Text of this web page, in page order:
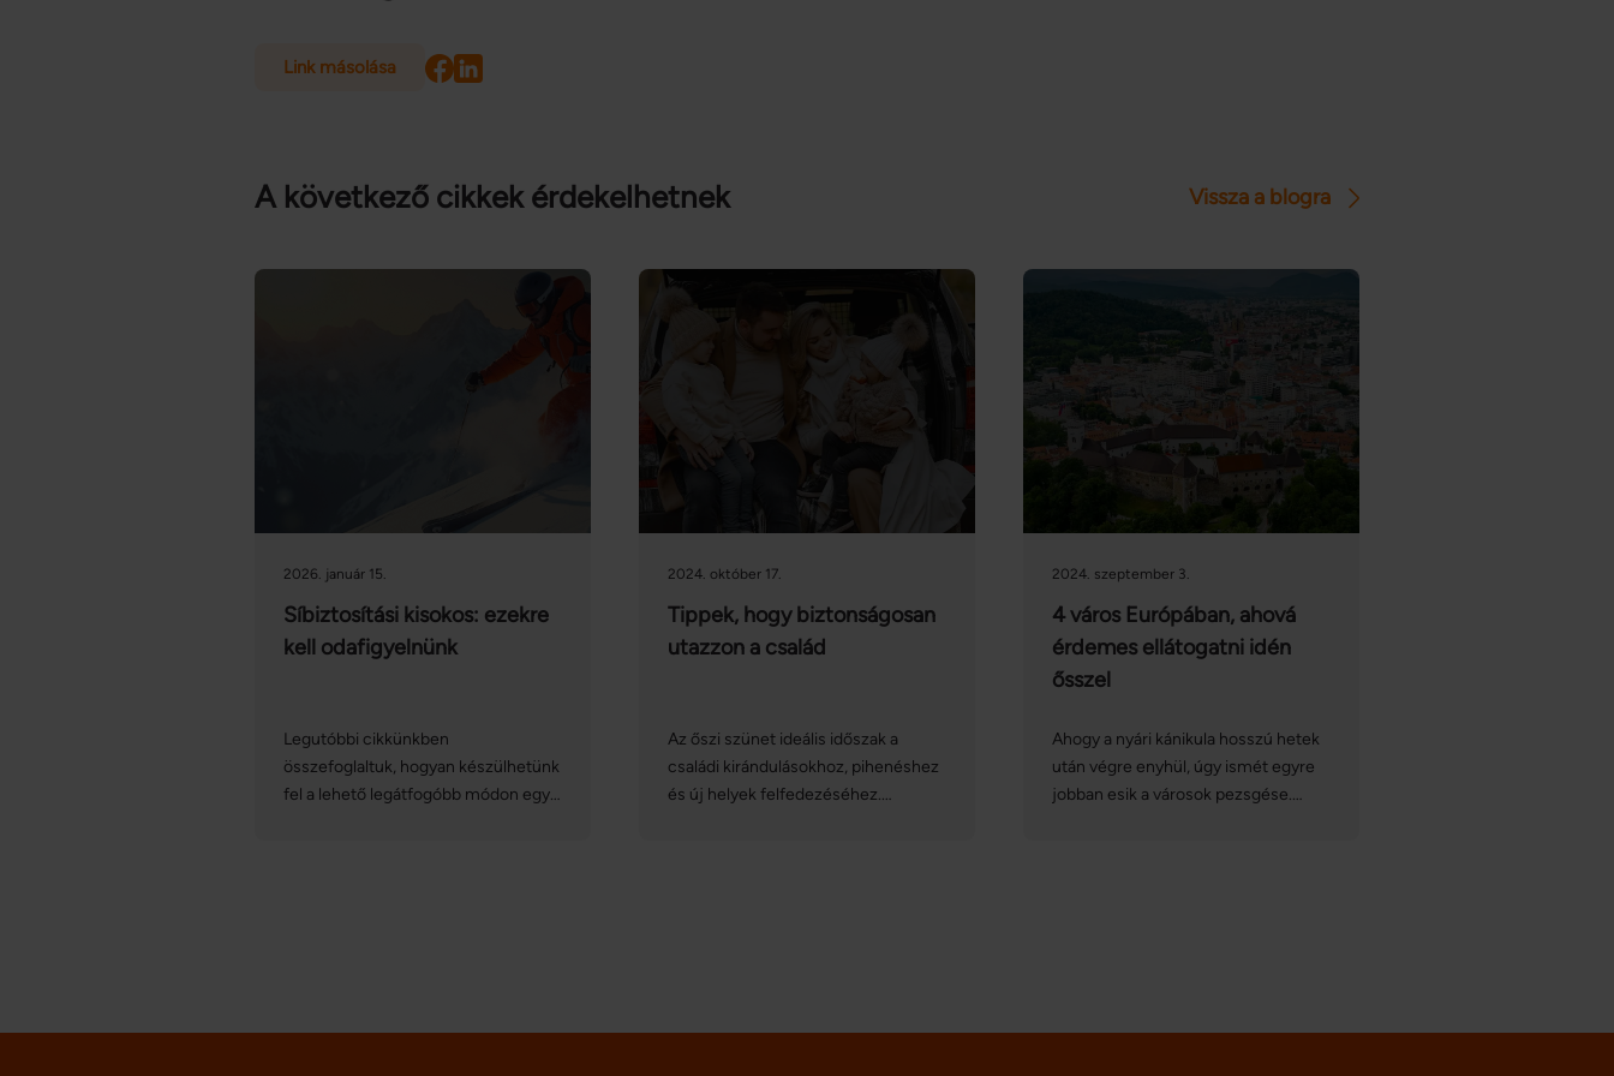
Link másolása
A következő cikkek érdekelhetnek Vissza a blogra
2026. január 15.
Síbiztosítási kisokos: ezekre
kell odafigyelnünk
Legutóbbi cikkünkben
összefoglaltuk, hogyan készülhetünk
fel a lehető legátfogóbb módon egy
2024. október 17.
Tippek, hogy biztonságosan
utazzon a család
Az őszi szünet ideális időszak a
családi kirándulásokhoz, pihenéshez
és új helyek felfedezéséhez.
2024. szeptember 3.
4 város Európában, ahová
érdemes ellátogatni idén
ősszel
Ahogy a nyári kánikula hosszú hetek
után végre enyhül, úgy ismét egyre
jobban esik a városok pezsgése.